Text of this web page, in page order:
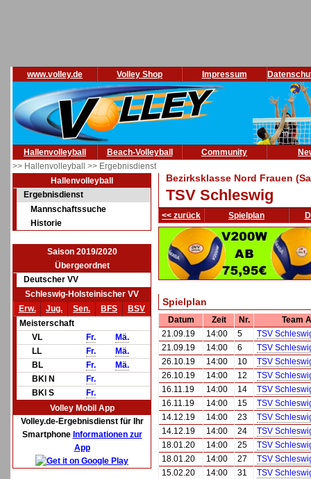
www.volley.de Volley Shop Impressum
Hallenvolleyball Beach-Volleyball Community
>> Hallenvolleyball >> Ergebnisdienst
Hallenvolleyball
Ergebnisdienst
Mannschaftssuche
Historie
Saison 2019/2020
Übergeordnet
Deutscher VV
Schleswig-Holsteinischer VV
Erw.
Jug. Sen. BFS
BSV
Meisterschaft
VL
Fr.
Mä.
LL
Fr.
Mä.
BL
Fr.
Mä.
BKl N
Fr.
BKl S
Fr.
Volley Mobil App
Volley.de-Ergebnisdienst für Ihr
Smartphone Informationen zur
App
Bezirksklasse Nord Frauen
TSV Schleswig
<< zurück Spielplan
Spielplan
Datum Zeit Nr.
Team A
21.09.19
14:00 5
TSV
21.09.19
14:00 6
TSV
26.10.19
14:00 10
TSV
26.10.19
14:00 12
TSV
16.11.19
14:00 14
TSV
16.11.19
14:00 15
TSV
14.12.19
14:00 23
TSV
14.12.19
14:00 24
TSV
18.01.20
14:00 25
TSV
18.01.20
14:00 27
TSV
15.02.20
14:00 31
TSV